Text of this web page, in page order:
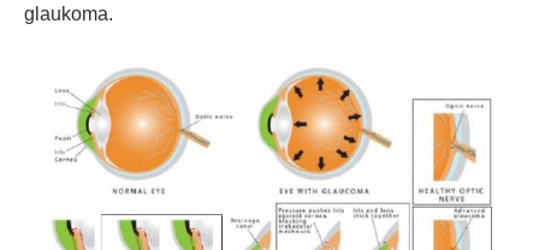
glaukoma.